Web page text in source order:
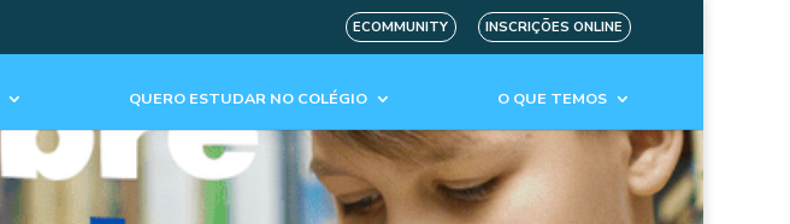
ECOMMUNITY INSCRIÇÕES ONLINE
QUERO ESTUDAR NO COLÉGIO O QUE TEMOS